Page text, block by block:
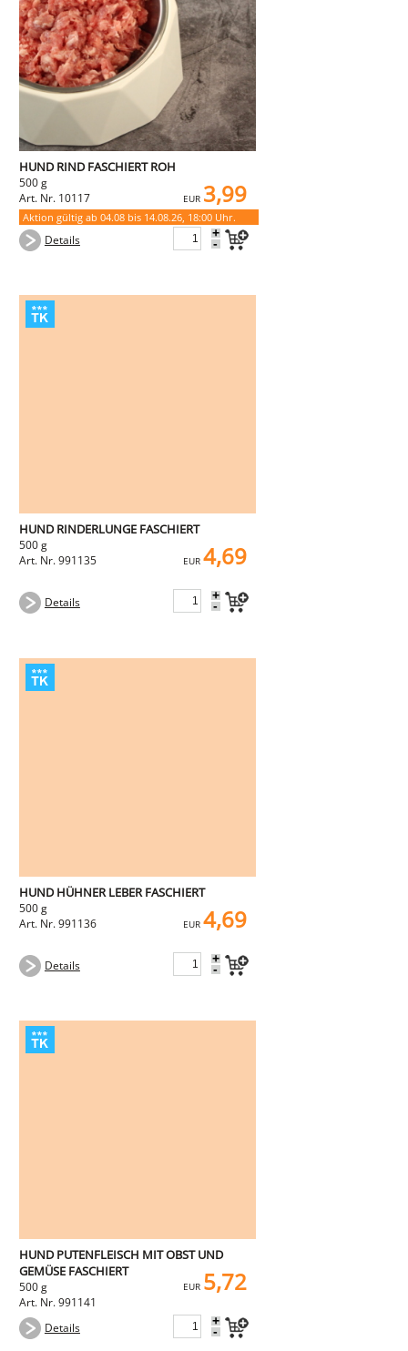
HUND RIND FASCHIERT ROH
500 g
Art. Nr. 10117
EUR 3,99
Aktion gültig ab 04.08 bis 14.08.26, 18:00 Uhr.
Details +
-
HUND RINDERLUNGE FASCHIERT
500 g
Art. Nr. 991135
EUR 4,69
Details +
-
HUND HÜHNER LEBER FASCHIERT
500 g
Art. Nr. 991136
EUR 4,69
Details +
-
HUND PUTENFLEISCH MIT OBST UND
GEMÜSE FASCHIERT
500 g
Art. Nr. 991141
EUR 5,72
Details +
-